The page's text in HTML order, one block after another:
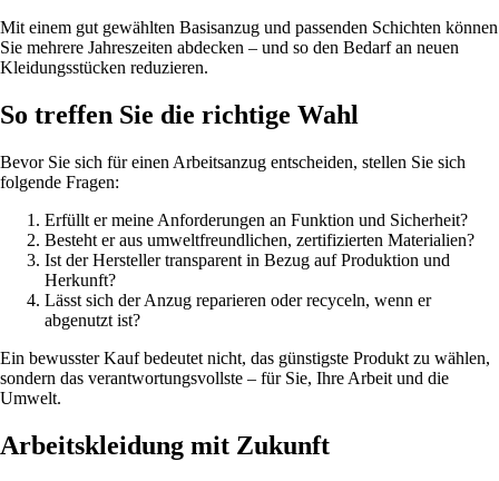
Mit einem gut gewählten Basisanzug und passenden Schichten können
Sie mehrere Jahreszeiten abdecken – und so den Bedarf an neuen
Kleidungsstücken reduzieren.
So treffen Sie die richtige Wahl
Bevor Sie sich für einen Arbeitsanzug entscheiden, stellen Sie sich
folgende Fragen:
Erfüllt er meine Anforderungen an Funktion und Sicherheit?
Besteht er aus umweltfreundlichen, zertifizierten Materialien?
Ist der Hersteller transparent in Bezug auf Produktion und
Herkunft?
Lässt sich der Anzug reparieren oder recyceln, wenn er
abgenutzt ist?
Ein bewusster Kauf bedeutet nicht, das günstigste Produkt zu wählen,
sondern das verantwortungsvollste – für Sie, Ihre Arbeit und die
Umwelt.
Arbeitskleidung mit Zukunft